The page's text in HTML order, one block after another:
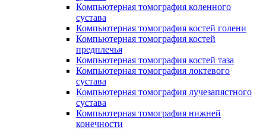
Компьютерная томография коленного
сустава
Компьютерная томография костей голени
Компьютерная томография костей
предплечья
Компьютерная томография костей таза
Компьютерная томография локтевого
сустава
Компьютерная томография лучезапястного
сустава
Компьютерная томография нижней
конечности